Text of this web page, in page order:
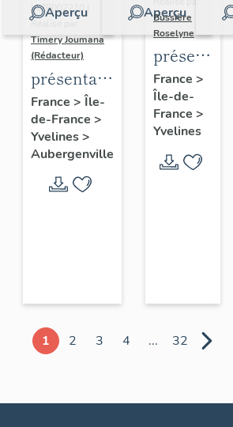
Aperçu
IA78002210 |
Réalisé par
Timery Joumana
(Rédacteur)
présentation
de l'étude
d'Elisabethville
France > Île-
de-France >
Yvelines>
Aubergenville
Aperçu
Bussière
Roselyne
du
diagnostic
et
France >
Île-de-
France >
Yvelines
1 2 3 4 ... 32